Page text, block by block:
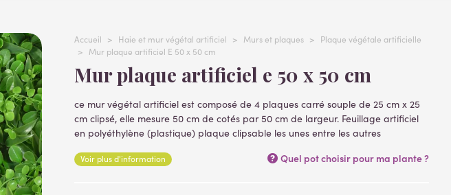
Accueil > Haie et mur végétal artificiel > Murs et plaques >
Plaque végétale artificielle
>
Mur plaque artificiel E 50 x 50 cm
Mur plaque artificiel e 50 x 50 cm
ce mur végétal artificiel est composé de 4 plaques carré souple de 25 cm x 25
cm clipsé, elle mesure 50 cm de cotés par 50 cm de largeur. Feuillage artificiel
en polyéthylène (plastique) plaque clipsable les unes entre les autres
Voir plus d'information
Quel pot choisir pour ma plante ?